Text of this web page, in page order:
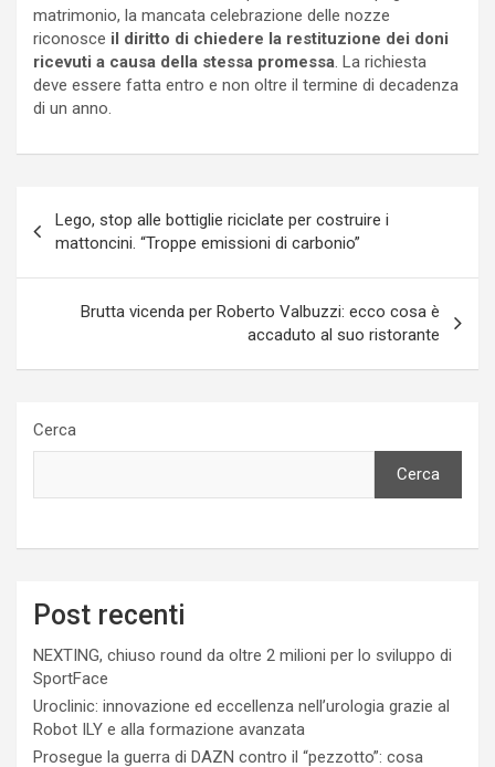
matrimonio, la mancata celebrazione delle nozze
riconosce il diritto di chiedere la restituzione dei doni
ricevuti a causa della stessa promessa. La richiesta
deve essere fatta entro e non oltre il termine di decadenza
di un anno.
articoli
Lego, stop alle bottiglie riciclate per costruire i
mattoncini. “Troppe emissioni di carbonio”
Brutta vicenda per Roberto Valbuzzi: ecco cosa è
accaduto al suo ristorante
Cerca
Cerca
Post recenti
NEXTING, chiuso round da oltre 2 milioni per lo sviluppo di
SportFace
Uroclinic: innovazione ed eccellenza nell’urologia grazie al
Robot ILY e alla formazione avanzata
Prosegue la guerra di DAZN contro il “pezzotto”: cosa